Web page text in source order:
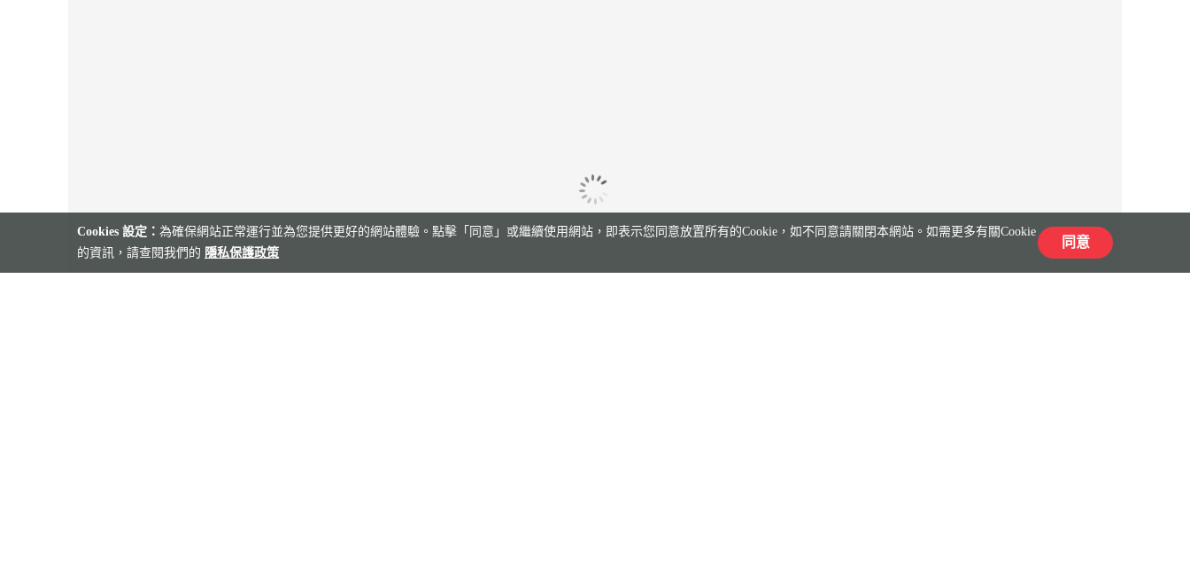
Cookies 設定： 為確保網站正常運行並為您提供更好的網站體驗。點擊「同意」或繼續使用網站，即表示您同意放置所有的Cookie，如不同意請關閉本網站。如需更多有關Cookie
的資訊，請查閱我們的 隱私保護政策
同意